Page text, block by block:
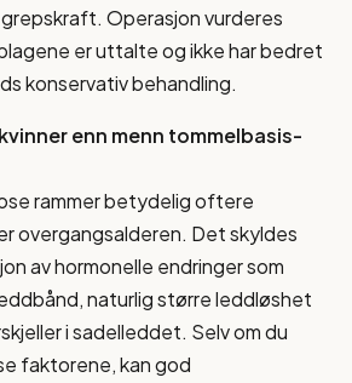
Operasjon vurderes
er uttalte og ikke har bedret
konservativ behandling.
enn menn tommelbasis-
rammer betydelig oftere
overgangsalderen. Det skyldes
av hormonelle endringer som
naturlig større leddløshet
i sadelleddet. Selv om du
faktorene, kan god